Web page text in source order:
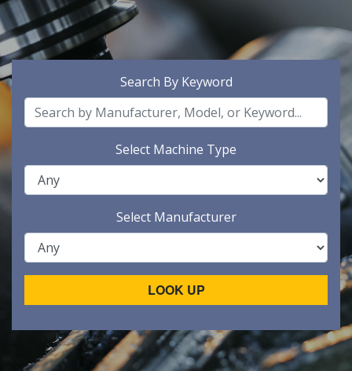
Search By Keyword
Select Machine Type
Select Manufacturer
LOOK UP